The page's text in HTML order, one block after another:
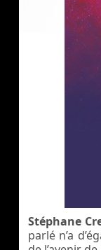
Stéphane
parlé n’a